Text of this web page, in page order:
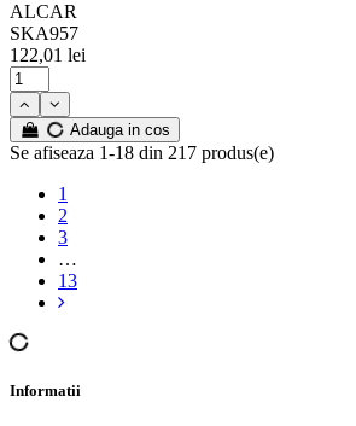
ALCAR
SKA957
122,01 lei
Adauga in cos
Se afiseaza 1-18 din 217 produs(e)
1
2
3
…
13
Informatii